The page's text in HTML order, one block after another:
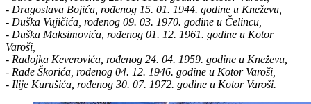
- Dragoslava Bojića, rođenog 15. 01. 1944. godine u Kneževu,
- Duška Vujičića, rođenog 09. 03. 1970. godine u Čelincu,
- Duška Maksimovića, rođenog 01. 12. 1961. godine u Kotor
Varoši,
- Radojka Keverovića, rođenog 24. 04. 1959. godine u Kneževu,
- Rade Škorića, rođenog 04. 12. 1946. godine u Kotor Varoši,
- Ilije Kurušića, rođenog 30. 07. 1972. godine u Kotor Varoši.